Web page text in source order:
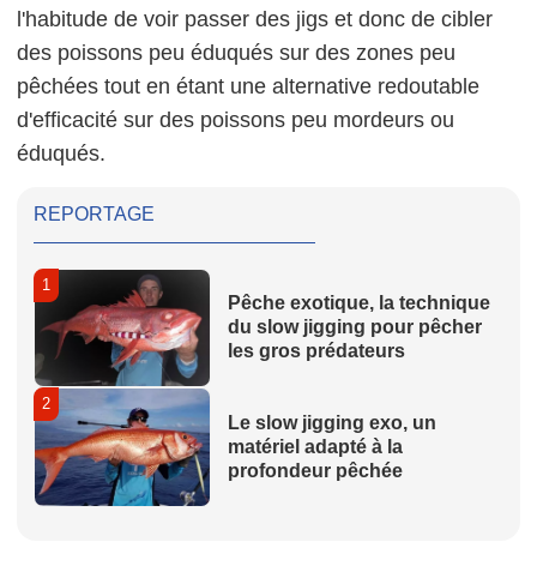
l'habitude de voir passer des jigs et donc de cibler
des poissons peu éduqués sur des zones peu
pêchées tout en étant une alternative redoutable
d'efficacité sur des poissons peu mordeurs ou
éduqués.
REPORTAGE
1
Pêche exotique, la technique
du slow jigging pour pêcher
les gros prédateurs
2
Le slow jigging exo, un
matériel adapté à la
profondeur pêchée